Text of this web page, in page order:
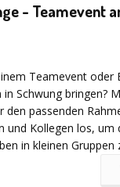
Escape Games
zu verwenden.
es zu
mit regionalen und
zudem pro
das Projekt
unterstützt damit
in Kambodscha
- Teamevent
Teamevent oder
Schwung bringen?
den passenden
und Kollegen los, um
in kleinen Gruppen
eng